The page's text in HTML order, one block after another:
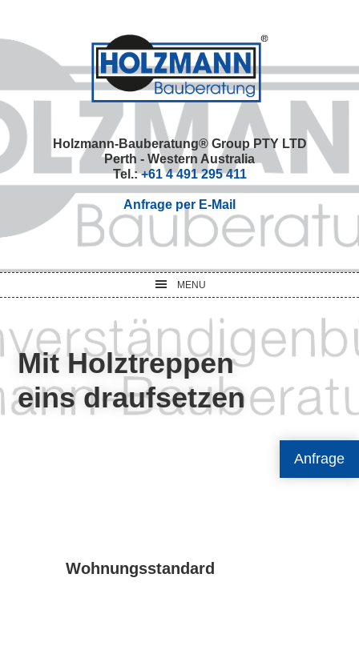
Anfrage
primary
primary
Holzmann-Bauberatung® Group PTY LTD
Perth - Western Australia
Tel.:+61 4 491 295 411
Anfrage per E-Mail
MENU
Mit Holztreppen
eins draufsetzen
Wohnungsstandard